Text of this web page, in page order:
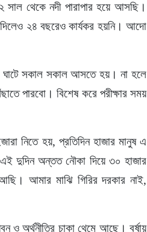
সাল থেকে নদী পারাপার হয়ে আসছি।
দিলেও ২৪ বছরেও কার্যকর হয়নি। আদো
ঘাটে সকাল সকাল আসতে হয়। না হলে
পারবো। বিশেষ করে পরীক্ষার সময়
নিতে হয়, প্রতিদিন হাজার মানুষ এ
এই দুদিন অন্তত নৌকা দিয়ে ৩০ হাজার
আমার মাঝি গিরির দরকার নাই,
অর্থনীতির চাকা থেমে আছে। বর্ষায়